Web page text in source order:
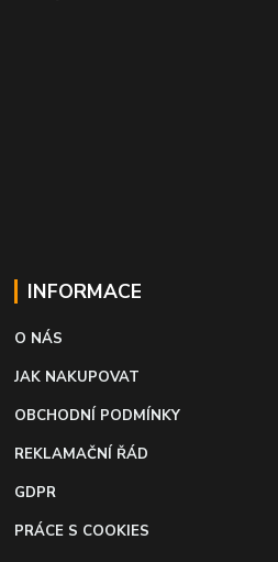
INFORMACE
O NÁS
JAK NAKUPOVAT
OBCHODNÍ PODMÍNKY
REKLAMAČNÍ ŘÁD
GDPR
PRÁCE S COOKIES